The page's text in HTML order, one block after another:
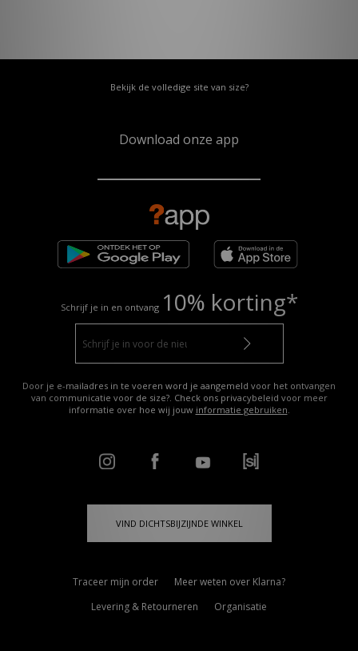
Bekijk de volledige site van size?
Download onze app
Schrijf je in en ontvang 10% korting*
Door je e-mailadres in te voeren word je aangemeld voor het ontvangen
van communicatie voor de size?. Check ons privacybeleid voor meer
informatie over hoe wij jouw informatie gebruiken.
VIND DICHTSBIJZIJNDE WINKEL
Traceer mijn order
Meer weten over Klarna?
Levering & Retourneren
Organisatie